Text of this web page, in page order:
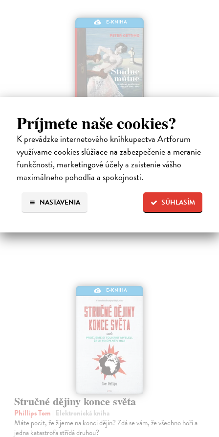
Príjmete naše cookies?
K prevádzke internetového kníhkupectva Artforum
využívame cookies slúžiace na zabezpečenie a meranie
funkčnosti, marketingové účely a zaistenie vášho
maximálneho pohodlia a spokojnosti.
SÚHLASÍM
NASTAVENIA
E-KNIHA
Studne mútne
Getting Peter| Elektronická kniha
Sú ikonickými postavami našej kultúry. Postavili im sochy a
pomenovali po nich ulice, majú svoje nespochybniteľné miesto v
lexikónoch literatúry aj učebniciach, slovenské moderné umenie sa
PDF
E-KNIHA
Stručné dějiny konce světa
Phillips Tom | Elektronická kniha
Máte pocit, že žijeme na konci dějin? Zdá se vám, že všechno hoří a
jedna katastrofa střídá druhou?